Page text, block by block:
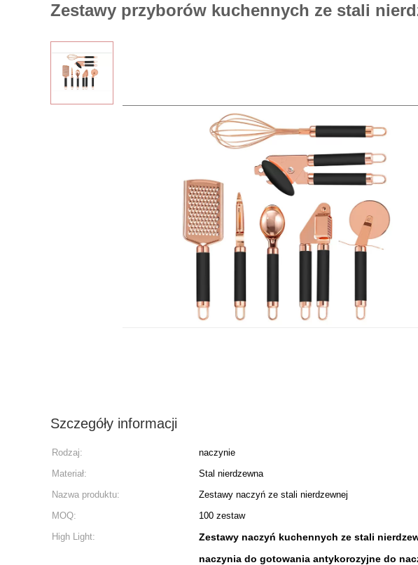
Zestawy przyborów kuchennych ze stali
Szczegóły informacji
Rodzaj: naczynie
Materiał:
Stal nierdzewna
Nazwa produktu:
Zestawy naczyń ze stali nierdzewnej
MOQ:
100 zestaw
High Light:
Zestawy naczyń kuchennych ze stali
naczynia do gotowania antykorozyjne do